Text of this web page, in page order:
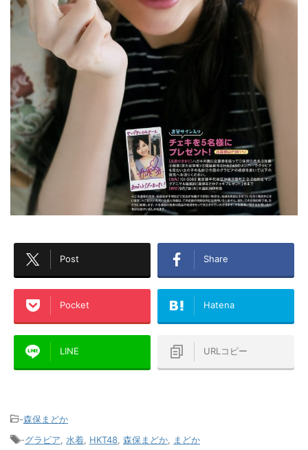
Post Share
Pocket Hatena
LINE URLコピー
-森保まどか
-グラビア, 水着, HKT48, 森保まどか, まどか